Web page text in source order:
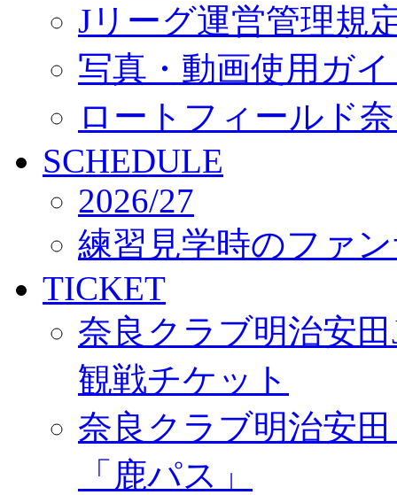
Jリーグ運営管理規
写真・動画使用ガ
ロートフィールド
SCHEDULE
2026/27
練習見学時のファ
TICKET
奈良クラブ明治安
観戦チケット
奈良クラブ明治安
「鹿パス」